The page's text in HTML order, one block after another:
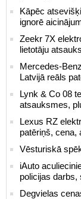
Kāpēc
ignorē
Zeekr 7X
lietotāju
Mercedes-
Latvijā reāls
Lynk & Co 08
atsauksmes,
Lexus RZ
patēriņš, cena,
Vēsturiskā
iAuto
policijas darbs,
Degvielas